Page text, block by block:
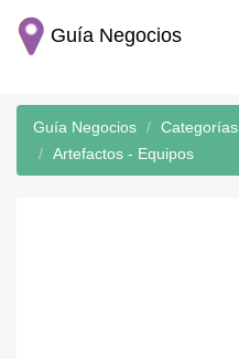
Guía Negocios
Guía Negocios Categorías
Artefactos - Equipos